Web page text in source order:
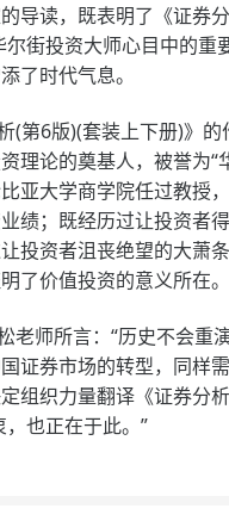
导读，既表明了《证券
尔街投资大师心目中的重
了时代气息。
6版)(套装上下册)》的
理论的奠基人，被誉为“
亚大学商学院任过教授
绩；既经历过让投资者
投资者沮丧绝望的大萧
了价值投资的意义所在。
师所言：“历史不会重
证券市场的转型，同样
组织力量翻译《证券分
也正在于此。”